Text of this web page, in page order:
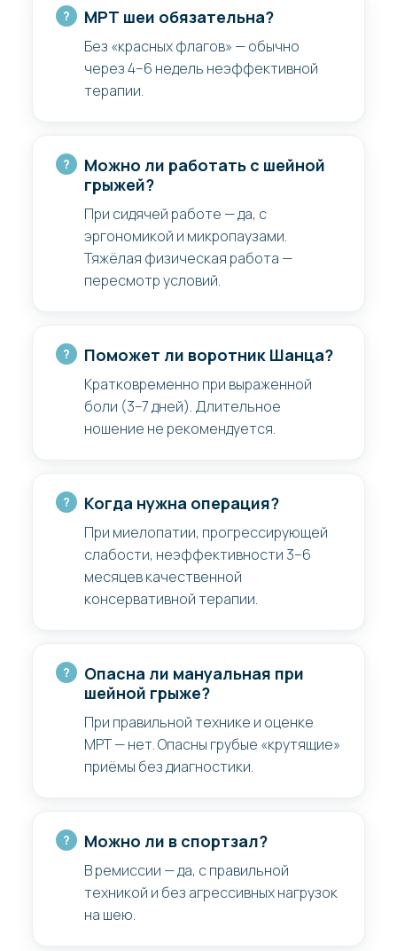
МРТ шеи обязательна?
Без «красных флагов» — обычно
через 4–6 недель неэффективной
терапии.
Можно ли работать с шейной
грыжей?
При сидячей работе — да, с
эргономикой и микропаузами.
Тяжёлая физическая работа —
пересмотр условий.
Поможет ли воротник Шанца?
Кратковременно при выраженной
боли (3–7 дней). Длительное
ношение не рекомендуется.
Когда нужна операция?
При миелопатии, прогрессирующей
слабости, неэффективности 3–6
месяцев качественной
консервативной терапии.
Опасна ли мануальная при
шейной грыже?
При правильной технике и оценке
МРТ — нет. Опасны грубые «крутящие»
приёмы без диагностики.
Можно ли в спортзал?
В ремиссии — да, с правильной
техникой и без агрессивных нагрузок
на шею.